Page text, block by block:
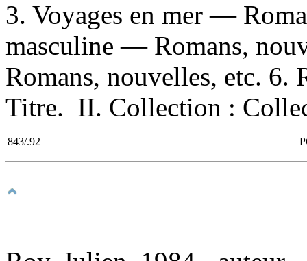
3. Voyages en mer —
masculine — Romans,
Romans, nouvelles, etc.
Titre. II. Collection :
843/.92